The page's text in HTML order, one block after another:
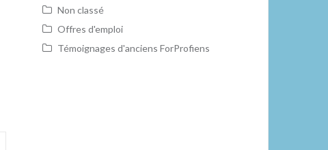
Non classé
Offres d'emploi
Témoignages d'anciens ForProfiens